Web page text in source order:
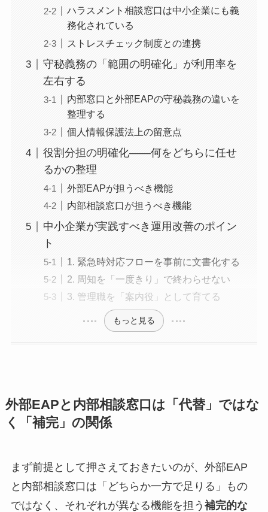
ハラスメント相談窓口は中小企業にも義
務化されている
ストレスチェック制度との連携
守秘義務の「範囲の明確化」が利用率を
左右する
内部窓口と外部EAPの守秘義務の違いを
整理する
個人情報保護法上の留意点
役割分担の明確化——何をどちらに任せ
るかの整理
外部EAPが担うべき機能
内部相談窓口が担うべき機能
中小企業が実践すべき運用改善のポイン
ト
1. 緊急時対応フローを事前に文書化する
2. 周知を「一度きり」で終わらせない
3. 管理職を「案内役」として育てる
もっと見る
外部EAPと内部相談窓口は「代替」ではな
く「補完」の関係
まず前提として押さえておきたいのが、外部EAP
と内部相談窓口は「どちらか一方で足りる」もの
ではなく、それぞれが異なる機能を担う 補完的な